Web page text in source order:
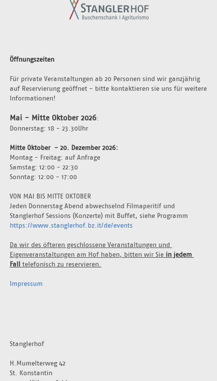
Öffnungszeiten
Für private Veranstaltungen ab 20 Personen sind wir ganzjährig
auf Reservierung geöffnet - bitte kontaktieren sie uns für weitere
Informationen!
Mai - Mitte Oktober 2026:
Donnerstag: 18 - 23.30Uhr
Mitte Oktober  - 20. Dezember 2026:
Montag - Freitag: auf Anfrage
Samstag: 12:00 - 22:30
Sonntag: 12:00 - 17:00
VON MAI BIS MITTE OKTOBER
Jeden Donnerstag Abend abwechselnd Filmaperitif und
https://www.stanglerhof.bz.it/de/events
Da wir des öfteren geschlossene Veranstaltungen und
Eigenveranstaltungen am Hof haben, bitten wir Sie in jedem
Fall telefonisch zu reservieren.
Impressum
Stanglerhof
H.Mumelterweg 42
St. Konstantin